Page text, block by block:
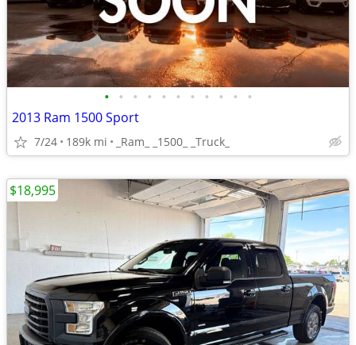
• • • • • • • • • • •
2013 Ram 1500 Sport
7/24 189k mi _Ram_ _1500_ _Truck_
$18,995